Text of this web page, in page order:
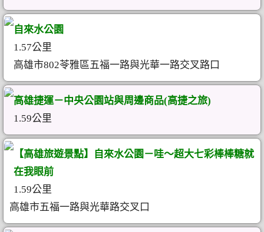
自來水公園
1.57公里
高雄市802苓雅區五福一路與光華一路交叉路口
高雄捷運－中央公園站與周邊商品(高捷之旅)
1.59公里
【高雄旅遊景點】自來水公園－哇～超大七彩棒棒糖就
在我眼前
1.59公里
高雄市五福一路與光華路交叉口